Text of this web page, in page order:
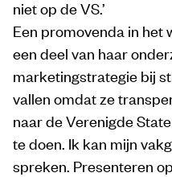
niet op de VS.’
Een promovenda in het
een deel van haar
marketingstrategie bij
vallen omdat ze
naar de Verenigde
te doen. Ik kan mijn
spreken. Presenteren